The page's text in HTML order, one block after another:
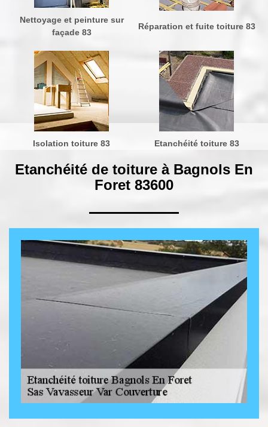
Nettoyage et peinture sur
façade 83
Réparation et fuite toiture 83
Isolation toiture 83 Etanchéité toiture 83
Etanchéité de toiture à Bagnols En
Foret 83600